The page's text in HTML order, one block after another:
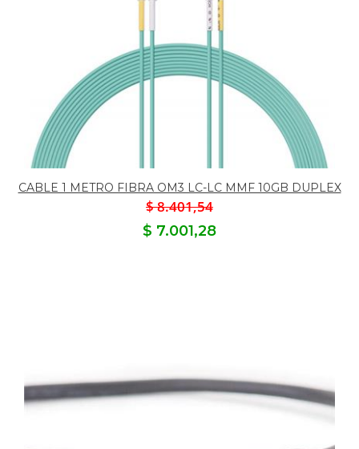
CABLE 1 METRO FIBRA OM3 LC-LC MMF 10GB DUPLEX
$ 8.401,54
$ 7.001,28